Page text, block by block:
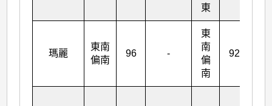
東
瑪麗
東南
偏南
96 -
東
南
偏
南
92